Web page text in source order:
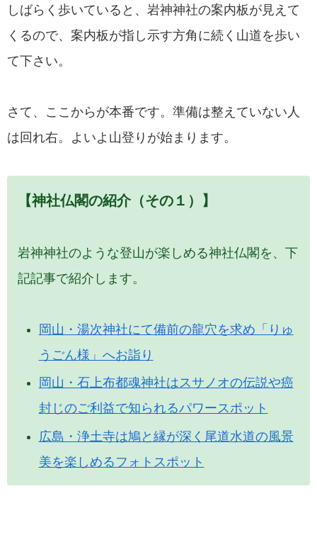
しばらく歩いていると、岩神神社の案内板が見えて
くるので、案内板が指し示す方角に続く山道を歩い
て下さい。
さて、ここからが本番です。準備は整えていない人
は回れ右。よいよ山登りが始まります。
【神社仏閣の紹介（その１）】
岩神神社のような登山が楽しめる神社仏閣を、下
記記事で紹介します。
岡山・湯次神社にて備前の龍穴を求め「りゅ
うごん様」へお詣り
岡山・石上布都魂神社はスサノオの伝説や癌
封じのご利益で知られるパワースポット
広島・浄土寺は鳩と縁が深く尾道水道の風景
美を楽しめるフォトスポット